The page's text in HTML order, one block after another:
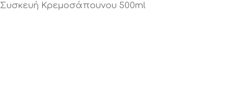
Συσκευή Κρεμοσάπουνου 500ml